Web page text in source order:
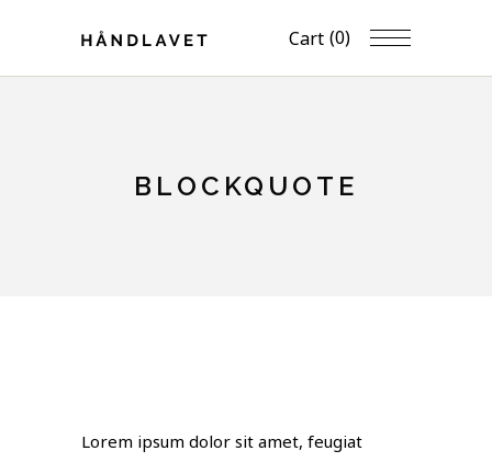
Cart (0)
BLOCKQUOTE
Lorem ipsum dolor sit amet, feugiat